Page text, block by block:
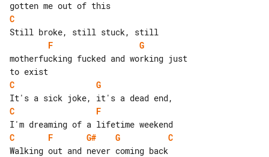
C
F
G
motherfucking fucked and working just
C
G
C
F
C
F G# G
C
Walking out and never coming back